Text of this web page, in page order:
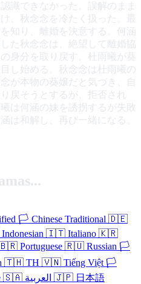
識できなかった。誤解のまま
、秋念念を冷たく扱った。最
知り、離婚を決意する。何涵
た秋念念は、絶望して離婚協
身分を取り戻す。杜雨曦が葵
し始める。秋念念は杜雨曦の
が本物の葵嬢だと気づき、自
戻そうとするが、拒否され
は何涵の妹を誘拐するが失敗
は和解し、再び一緒になる。
🏳️ Chinese Traditional 🇩🇪
Indonesian 🇮🇹 Italiano 🇰🇷
Portuguese 🇷🇺 Russian 🏳️
🇹🇭 TH 🇻🇳 Tiếng Việt 🏳️
🇸🇦 🇯🇵 日本語